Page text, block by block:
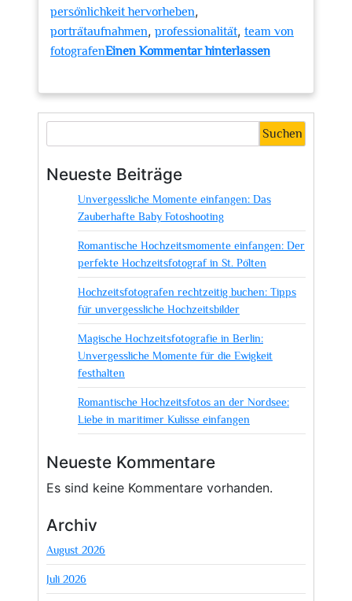
persönlichkeit hervorheben,
porträtaufnahmen, professionalität, team von
fotografenEinen Kommentar hinterlassen
in
Pasing:
Bilder
jeden
Anlass
Suchen
Neueste Beiträge
Unvergessliche Momente einfangen: Das
Zauberhafte Baby Fotoshooting
Romantische Hochzeitsmomente einfangen: Der
perfekte Hochzeitsfotograf in St. Pölten
Hochzeitsfotografen rechtzeitig buchen: Tipps
für unvergessliche Hochzeitsbilder
Magische Hochzeitsfotografie in Berlin:
Unvergessliche Momente für die Ewigkeit
festhalten
Romantische Hochzeitsfotos an der Nordsee:
Liebe in maritimer Kulisse einfangen
Neueste Kommentare
Es sind keine Kommentare vorhanden.
Archiv
August 2026
Juli 2026